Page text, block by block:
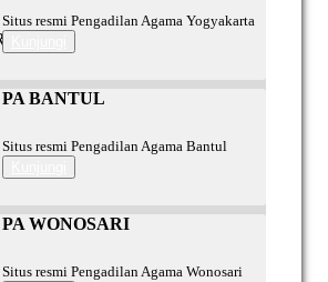
Situs resmi Pengadilan Agama Yogyakarta
PA BANTUL
Situs resmi Pengadilan Agama Bantul
PA WONOSARI
Situs resmi Pengadilan Agama Wonosari